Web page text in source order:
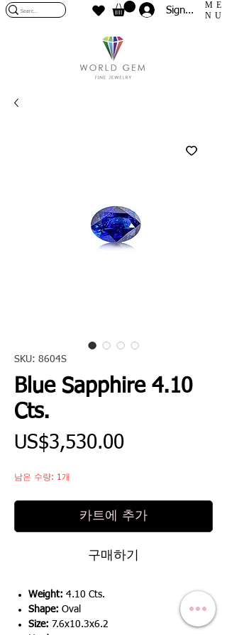
Sign In
ME
NU
SKU: 8604S
Blue Sapphire 4.10
Cts.
US$3,530.00가
남은 수량: 1개
카트에 추가
구매하기
Weight: 4.10 Cts.
Shape: Oval
Size: 7.6x10.3x6.2